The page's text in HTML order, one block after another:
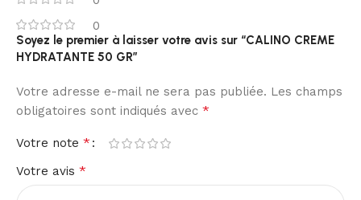
0
Soyez le premier à laisser votre avis sur “CALINO CREME
HYDRATANTE 50 GR”
Votre adresse e-mail ne sera pas publiée. Les champs
obligatoires sont indiqués avec *
Votre note *
Votre avis *